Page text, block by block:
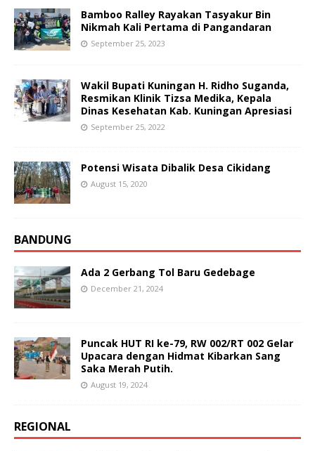
Bamboo Ralley Rayakan Tasyakur Bin
Nikmah Kali Pertama di Pangandaran
September 25, 2023
Wakil Bupati Kuningan H. Ridho Suganda,
Resmikan Klinik Tizsa Medika, Kepala
Dinas Kesehatan Kab. Kuningan Apresiasi
September 25, 2022
Potensi Wisata Dibalik Desa Cikidang
August 15, 2020
BANDUNG
Ada 2 Gerbang Tol Baru Gedebage
December 21, 2024
Puncak HUT RI ke-79, RW 002/RT 002 Gelar
Upacara dengan Hidmat Kibarkan Sang
Saka Merah Putih.
August 19, 2024
REGIONAL